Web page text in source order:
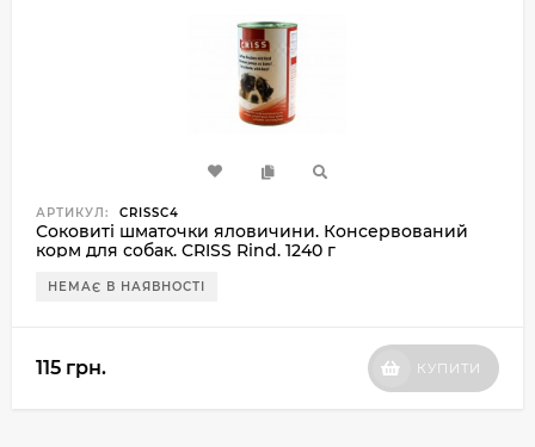
АРТИКУЛ: CRISSC4
Соковиті шматочки яловичини. Консервований
корм для собак. CRISS Rind. 1240 г
НЕМАЄ В НАЯВНОСТІ
115 грн. КУПИТИ